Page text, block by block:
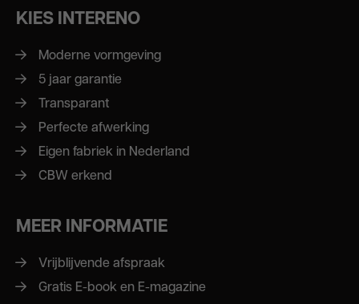
KIES INTERENO
Moderne vormgeving
5 jaar garantie
Transparant
Perfecte afwerking
Eigen fabriek in Nederland
CBW erkend
MEER INFORMATIE
Vrijblijvende afspraak
Gratis E-book en E-magazine